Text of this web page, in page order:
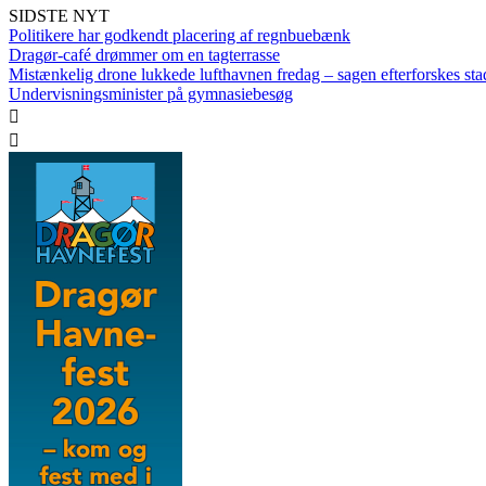
SIDSTE NYT
Politikere har godkendt placering af regnbuebænk
Dragør-café drømmer om en tagterrasse
Mistænkelig drone lukkede lufthavnen fredag – sagen efterforskes
Undervisningsminister på gymnasiebesøg